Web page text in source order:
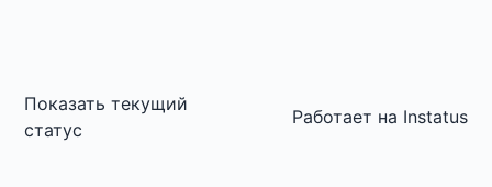
Показать текущий
статус
Работает на Instatus